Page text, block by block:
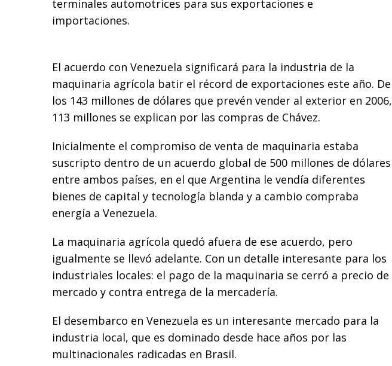
terminales automotrices para sus exportaciones e
importaciones.
El acuerdo con Venezuela significará para la industria de la
maquinaria agrícola batir el récord de exportaciones este año. De
los 143 millones de dólares que prevén vender al exterior en 2006,
113 millones se explican por las compras de Chávez.
Inicialmente el compromiso de venta de maquinaria estaba
suscripto dentro de un acuerdo global de 500 millones de dólares
entre ambos países, en el que Argentina le vendía diferentes
bienes de capital y tecnología blanda y a cambio compraba
energía a Venezuela.
La maquinaria agrícola quedó afuera de ese acuerdo, pero
igualmente se llevó adelante. Con un detalle interesante para los
industriales locales: el pago de la maquinaria se cerró a precio de
mercado y contra entrega de la mercadería.
El desembarco en Venezuela es un interesante mercado para la
industria local, que es dominado desde hace años por las
multinacionales radicadas en Brasil.